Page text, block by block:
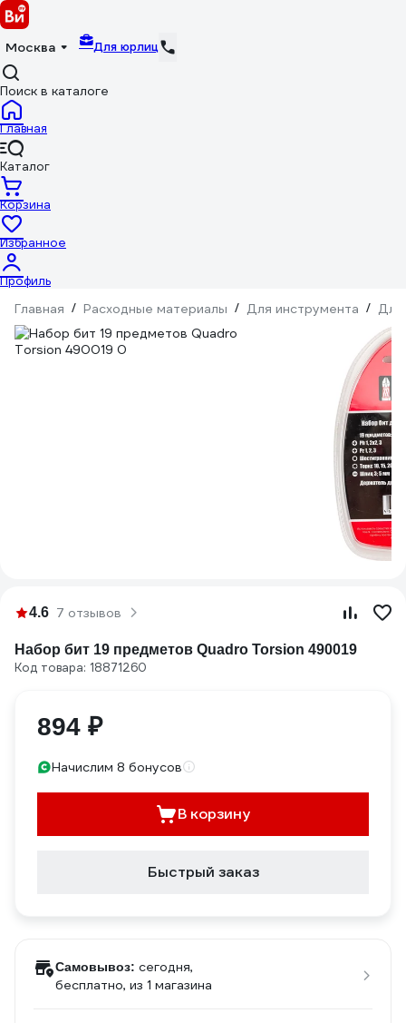
Москва Для юрлиц
Поиск в каталоге
Главная
Каталог
Корзина
Избранное
Профиль
Главная / Расходные материалы / Для инструмента / Для
4.6 7 отзывов
Набор бит 19 предметов Quadro Torsion 490019
Код товара: 18871260
894 ₽
Начислим 8 бонусов
В корзину
Быстрый заказ
Самовывоз: сегодня,
бесплатно, из 1 магазина